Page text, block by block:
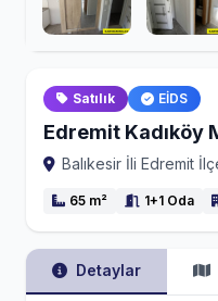
Satılık EİDS
Edremit Kadıköy
Balıkesir İli Edremit
65 m² 1+1 Oda
Detaylar